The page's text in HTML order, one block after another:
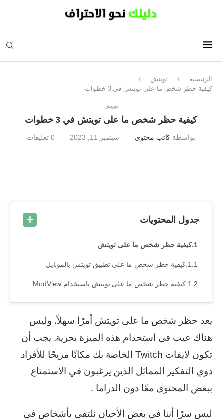
الرئيسية
تويتش
كيفية حظر شخص ما على تويتش في 3 خطوات
تويتش
كيفية حظر شخص ما على تويتش في 3 خطوات
بواسطة كاتب محتوى سبتمبر 11, 2023 0 تعليقات
جدول المحتويات
كيفية حظر شخص ما على تويتش
كيفية حظر شخص ما على تطبيق تويتش بالموبايل
كيفية حظر شخص ما على تويتش باستخدام ModView
يعد حظر شخص ما على تويتش أمرًا سهلاً، وليس
هناك عيب في استخدام هذه الميزة بحرية. يجب أن
تكون لايفات Twitch الخاصة بك مكانًا مريحًا للأفراد
ذوي التفكير المماثل الذين يرغبون في الاستمتاع
ببعض المحتوى معًا دون الدراما .
ليس سرًا أننا في بعض الأحيان نلتقي بأشخاص في